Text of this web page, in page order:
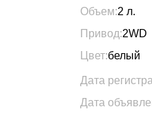
Объем:2 л.
Привод:2WD
Цвет:белый
Дата
Дата